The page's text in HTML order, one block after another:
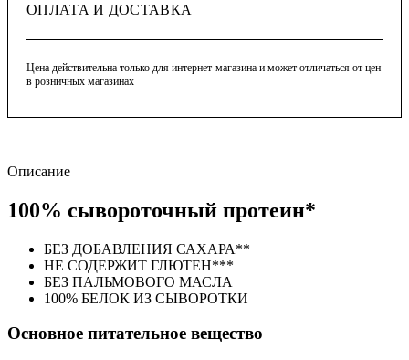
ОПЛАТА И ДОСТАВКА
Цена действительна только для интернет-магазина и может отличаться от цен
в розничных магазинах
Описание
100% сывороточный протеин*
БЕЗ ДОБАВЛЕНИЯ САХАРА**
НЕ СОДЕРЖИТ ГЛЮТЕН***
БЕЗ ПАЛЬМОВОГО МАСЛА
100% БЕЛОК ИЗ СЫВОРОТКИ
Основное питательное вещество